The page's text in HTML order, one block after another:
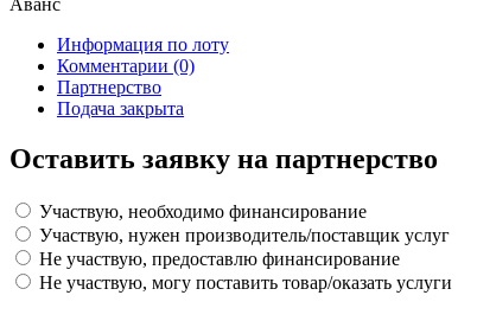
Аванс
Информация по лоту
Комментарии (0)
Партнерство
Подача закрыта
Оставить заявку на партнерство
Участвую, необходимо финансирование
Участвую, нужен производитель/поставщик услуг
Не участвую, предоставлю финансирование
Не участвую, могу поставить товар/оказать услуги